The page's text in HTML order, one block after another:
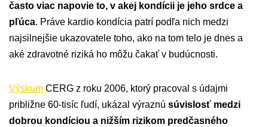
často viac napovie to, v akej kondícii je jeho srdce a
pľúca. Práve kardio kondícia patrí podľa nich medzi
najsilnejšie ukazovatele toho, ako na tom telo je dnes a
aké zdravotné riziká ho môžu čakať v budúcnosti.
Výskum CERG z roku 2006, ktorý pracoval s údajmi
približne 60-tisíc ľudí, ukázal výraznú súvislosť medzi
dobrou kondíciou a nižším rizikom predčasného